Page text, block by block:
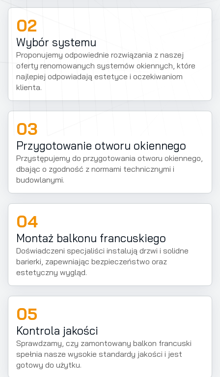
02
Wybór systemu
Proponujemy odpowiednie rozwiązania z naszej
oferty renomowanych systemów okiennych, które
najlepiej odpowiadają estetyce i oczekiwaniom
klienta.
03
Przygotowanie otworu okiennego
Przystępujemy do przygotowania otworu okiennego,
dbając o zgodność z normami technicznymi i
budowlanymi.
04
Montaż balkonu francuskiego
Doświadczeni specjaliści instalują drzwi i solidne
barierki, zapewniając bezpieczeństwo oraz
estetyczny wygląd.
05
Kontrola jakości
Sprawdzamy, czy zamontowany balkon francuski
spełnia nasze wysokie standardy jakości i jest
gotowy do użytku.